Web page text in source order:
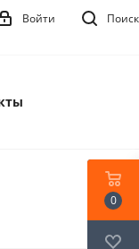
Поиск
Войти
0